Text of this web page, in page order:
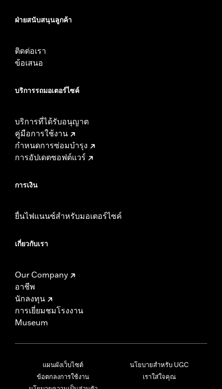
ฝ่ายสนับสนุนลูกค้า
ติดต่อเรา
ข้อเสนอ
บริการรถมอเตอร์ไซค์​
บริการที่ได้รับอนุญาต
คู่มือการใช้งาน
กำหนดการซ่อมบำรุง
การอัปเดตซอฟต์แวร์
การเงิน
ยื่นไฟแนนซ์สำหรับมอเตอร์ไซค์
เกี่ยวกับเรา
Our Company
อาชีพ
นักลงทุน
การเยี่ยมชมโรงงาน
Museum
แผนผังเว็บไซต์
ข้อตกลงการใช้งาน
นโยบายสำหรับ UGC
เราใส่ใจคุณ